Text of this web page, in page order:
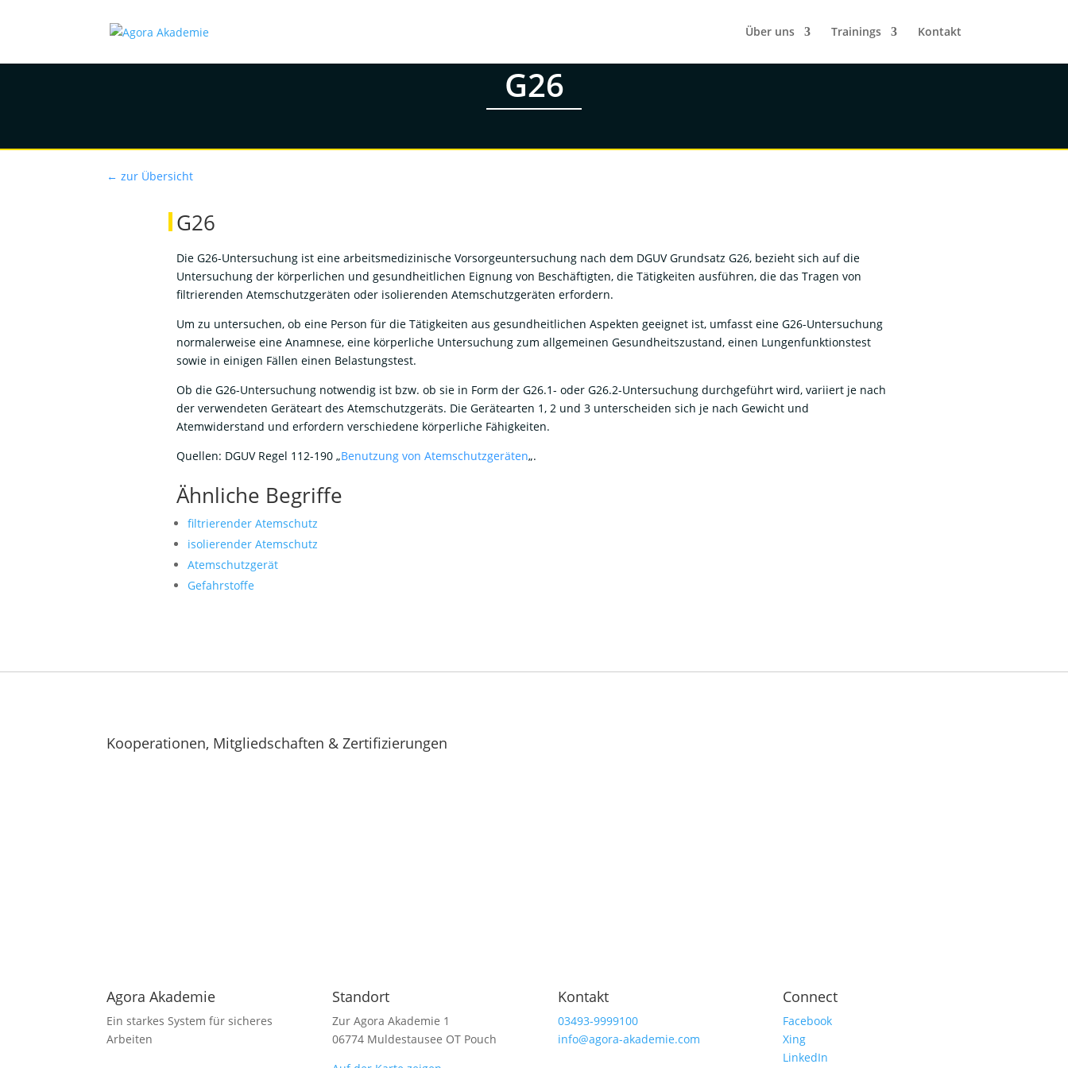
Über uns Trainings Kontakt
G26
← zur Übersicht
G26
Die G26-Untersuchung ist eine arbeitsmedizinische Vorsorgeuntersuchung nach dem DGUV Grundsatz G26, bezieht sich auf die
Untersuchung der körperlichen und gesundheitlichen Eignung von Beschäftigten, die Tätigkeiten ausführen, die das Tragen von
filtrierenden Atemschutzgeräten oder isolierenden Atemschutzgeräten erfordern.
Um zu untersuchen, ob eine Person für die Tätigkeiten aus gesundheitlichen Aspekten geeignet ist, umfasst eine G26-Untersuchung
normalerweise eine Anamnese, eine körperliche Untersuchung zum allgemeinen Gesundheitszustand, einen Lungenfunktionstest
sowie in einigen Fällen einen Belastungstest.
Ob die G26-Untersuchung notwendig ist bzw. ob sie in Form der G26.1- oder G26.2-Untersuchung durchgeführt wird, variiert je nach
der verwendeten Geräteart des Atemschutzgeräts. Die Gerätearten 1, 2 und 3 unterscheiden sich je nach Gewicht und
Atemwiderstand und erfordern verschiedene körperliche Fähigkeiten.
Quellen: DGUV Regel 112-190 „Benutzung von Atemschutzgeräten„.
Ähnliche Begriffe
filtrierender Atemschutz
isolierender Atemschutz
Atemschutzgerät
Gefahrstoffe
Kooperationen, Mitgliedschaften & Zertifizierungen
Agora Akademie
Ein starkes System für sicheres
Arbeiten
Standort
Zur Agora Akademie 1
06774 Muldestausee OT Pouch
Kontakt
03493-9999100
info@agora-akademie.com
Connect
Facebook
Xing
LinkedIn